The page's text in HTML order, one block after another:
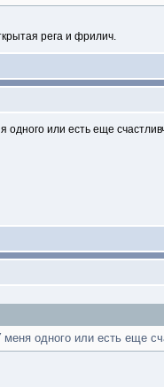
рега и фрилич.
одного или есть еще
меня одного или есть еще